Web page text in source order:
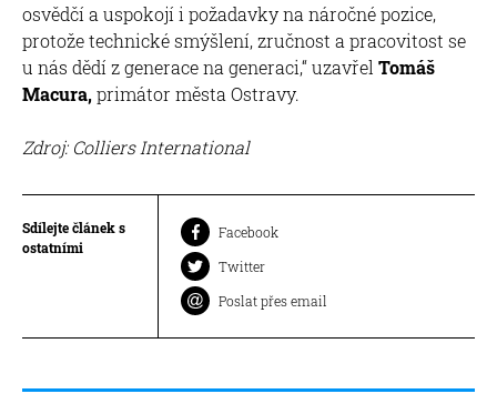
osvědčí a uspokojí i požadavky na náročné pozice,
protože technické smýšlení, zručnost a pracovitost se
u nás dědí z generace na generaci,“ uzavřel Tomáš
Macura,primátor města Ostravy.
Zdroj: Colliers International
Sdílejte článek s
ostatními
Facebook
Twitter
Poslat přes email